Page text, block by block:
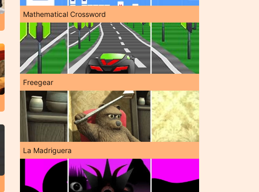
Mathematical Crossword
Freegear
La Madriguera